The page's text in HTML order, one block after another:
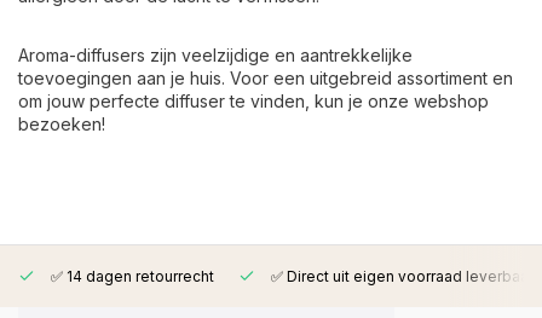
Aroma-diffusers zijn veelzijdige en aantrekkelijke
toevoegingen aan je huis. Voor een uitgebreid assortiment en
om jouw perfecte diffuser te vinden, kun je onze webshop
bezoeken!
✅ 14 dagen retourrecht ✅ Direct uit eigen voorraad leverbaar